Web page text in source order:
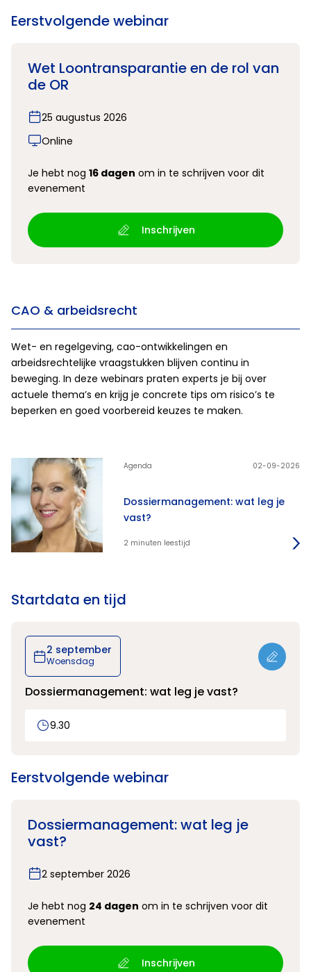
Eerstvolgende webinar
Wet Loontransparantie en de rol van
de OR
25 augustus 2026
Online
Je hebt nog 16 dagen om in te schrijven voor dit
evenement
Inschrijven
CAO & arbeidsrecht
Wet- en regelgeving, cao-ontwikkelingen en
arbeidsrechtelijke vraagstukken blijven continu in
beweging. In deze webinars praten experts je bij over
actuele thema’s en krijg je concrete tips om risico’s te
beperken en goed voorbereid keuzes te maken.
Dossiermanagement: wat leg je
vast?
Agenda 02-09-2026
2 minuten leestijd
Startdata en tijd
2 september
Woensdag
Dossiermanagement: wat leg je vast?
9.30
Eerstvolgende webinar
Dossiermanagement: wat leg je
vast?
2 september 2026
Je hebt nog 24 dagen om in te schrijven voor dit
evenement
Inschrijven